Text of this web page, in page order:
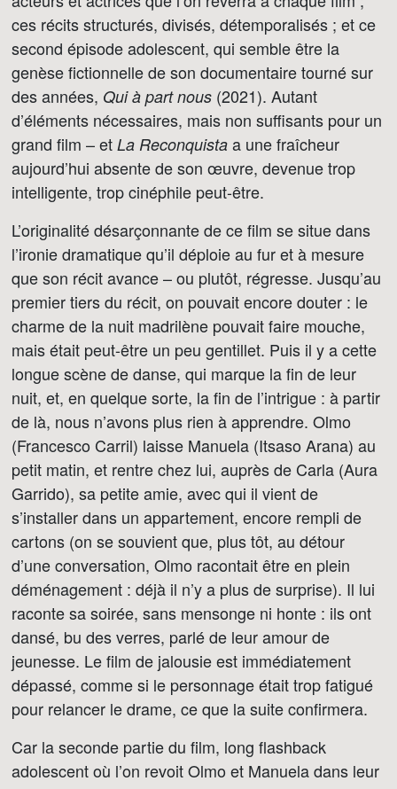
ces récits structurés, divisés, détemporalisés ; et ce
second épisode adolescent, qui semble être la
genèse fictionnelle de son documentaire tourné sur
des années, Qui à part nous (2021). Autant
d’éléments nécessaires, mais non suffisants pour un
grand film – et La Reconquista a une fraîcheur
aujourd’hui absente de son œuvre, devenue trop
intelligente, trop cinéphile peut-être.
L’originalité désarçonnante de ce film se situe dans
l’ironie dramatique qu’il déploie au fur et à mesure
que son récit avance – ou plutôt, régresse. Jusqu’au
premier tiers du récit, on pouvait encore douter : le
charme de la nuit madrilène pouvait faire mouche,
mais était peut-être un peu gentillet. Puis il y a cette
longue scène de danse, qui marque la fin de leur
nuit, et, en quelque sorte, la fin de l’intrigue : à partir
de là, nous n’avons plus rien à apprendre. Olmo
(Francesco Carril) laisse Manuela (Itsaso Arana) au
petit matin, et rentre chez lui, auprès de Carla (Aura
Garrido), sa petite amie, avec qui il vient de
s’installer dans un appartement, encore rempli de
cartons (on se souvient que, plus tôt, au détour
d’une conversation, Olmo racontait être en plein
déménagement : déjà il n’y a plus de surprise). Il lui
raconte sa soirée, sans mensonge ni honte : ils ont
dansé, bu des verres, parlé de leur amour de
jeunesse. Le film de jalousie est immédiatement
dépassé, comme si le personnage était trop fatigué
pour relancer le drame, ce que la suite confirmera.
Car la seconde partie du film, long flashback
adolescent où l’on revoit Olmo et Manuela dans leur